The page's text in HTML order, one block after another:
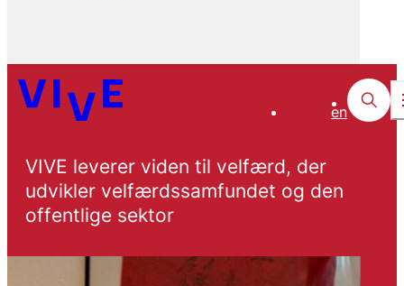
en
VIVE leverer viden til velfærd, der
udvikler velfærdssamfundet og den
offentlige sektor